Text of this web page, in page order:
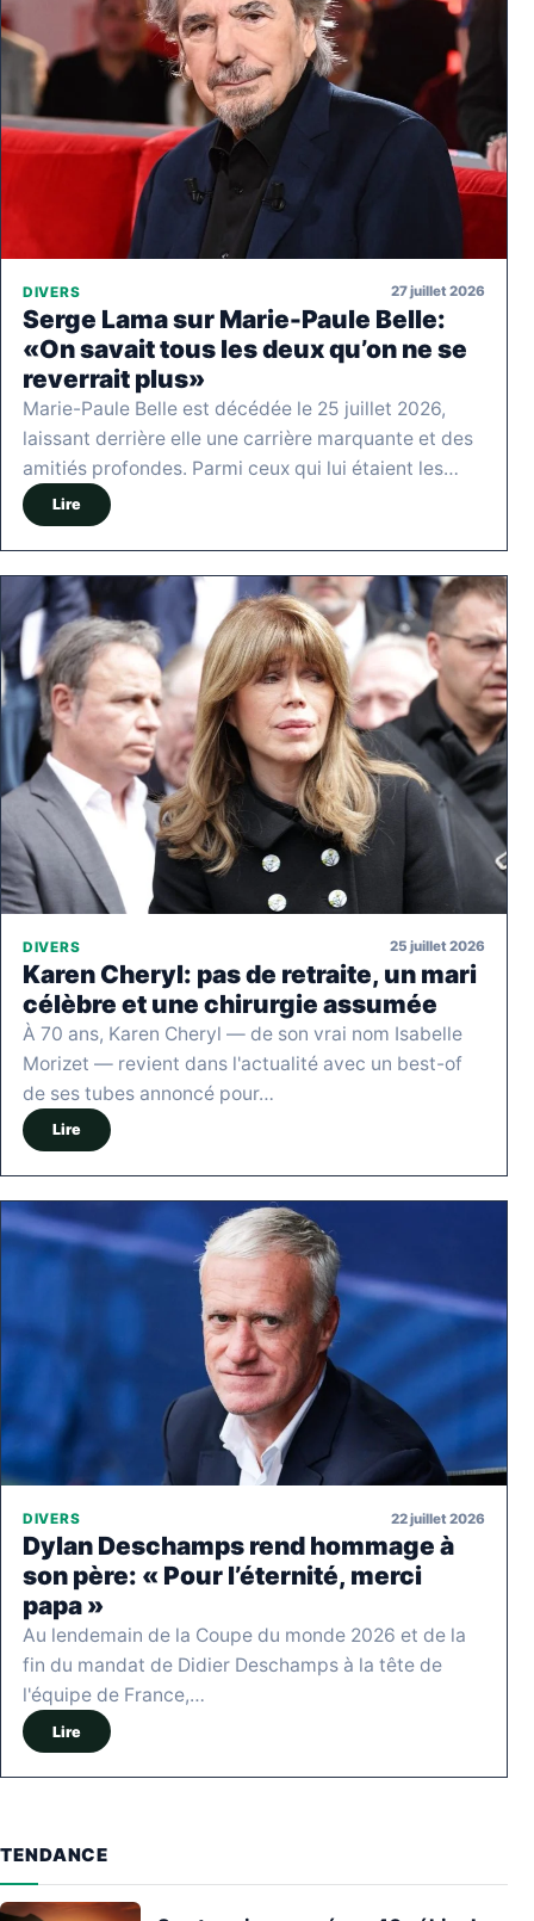
DIVERS 27 juillet 2026
Serge Lama sur Marie-Paule Belle:
«On savait tous les deux qu’on ne se
reverrait plus»
Marie-Paule Belle est décédée le 25 juillet 2026,
laissant derrière elle une carrière marquante et des
amitiés profondes. Parmi ceux qui lui étaient les…
Lire
DIVERS 25 juillet 2026
Karen Cheryl: pas de retraite, un mari
célèbre et une chirurgie assumée
À 70 ans, Karen Cheryl — de son vrai nom Isabelle
Morizet — revient dans l'actualité avec un best-of
de ses tubes annoncé pour…
Lire
DIVERS 22 juillet 2026
Dylan Deschamps rend hommage à
son père: « Pour l’éternité, merci
papa »
Au lendemain de la Coupe du monde 2026 et de la
fin du mandat de Didier Deschamps à la tête de
l'équipe de France,…
Lire
TENDANCE